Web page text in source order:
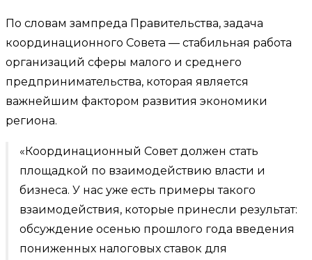
По словам зампреда Правительства, задача
координационного Совета — стабильная работа
организаций сферы малого и среднего
предпринимательства, которая является
важнейшим фактором развития экономики
региона.
«Координационный Совет должен стать
площадкой по взаимодействию власти и
бизнеса. У нас уже есть примеры такого
взаимодействия, которые принесли результат:
обсуждение осенью прошлого года введения
пониженных налоговых ставок для